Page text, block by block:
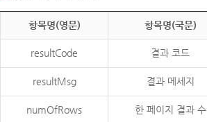
항목명(영문) 항목명(국문)
resultCode 결과 코드
resultMsg 결과 메세지
numOfRows 한 페이지 결과 수